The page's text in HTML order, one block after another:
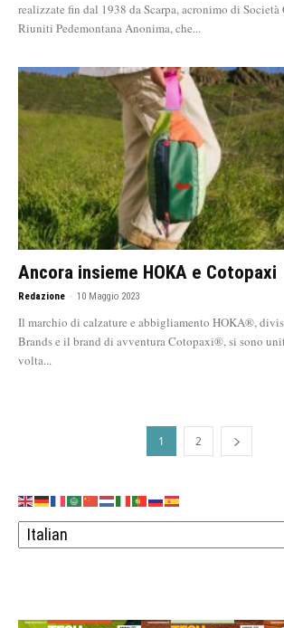
realizzate fin dal 1938 da Scarpa, acronimo di
Riuniti Pedemontana Anonima, che...
Ancora insieme HOKA e Cotopaxi
Redazione - 10 Maggio 2023
Il marchio di calzature e abbigliamento HOKA®,
Brands e il brand di avventura Cotopaxi®, si sono
volta...
1 2